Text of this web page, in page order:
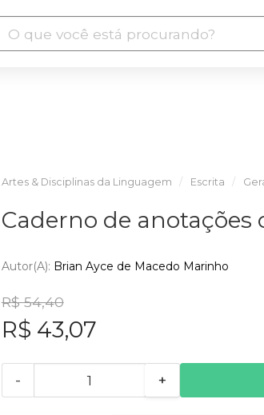
Artes & Disciplinas da Linguagem Escrita
Caderno de anotações
Autor(a): Brian Ayce de Macedo Marinho
R$ 54,40
R$ 43,07
- +